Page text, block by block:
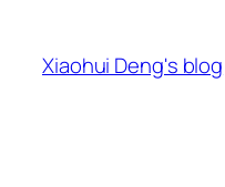
Xiaohui Deng's blog